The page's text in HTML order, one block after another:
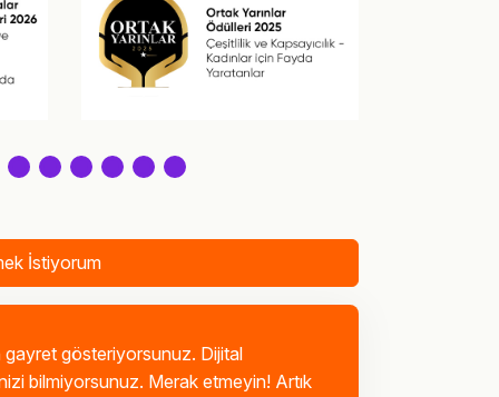
İstiyorum
gösteriyorsunuz. Dijital
bilmiyorsunuz. Merak etmeyin! Artık